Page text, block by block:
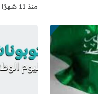
منذ 11 شهرًا